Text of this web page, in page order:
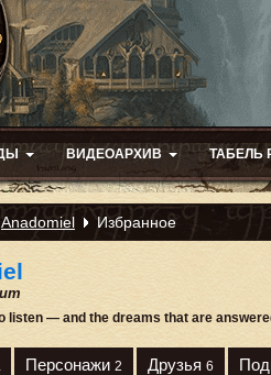
ВИДЕОАРХИВ ТАБЕЛЬ
Anadomiel Избранное
listen — and the dreams that are
Персонажи 2 Друзья 6